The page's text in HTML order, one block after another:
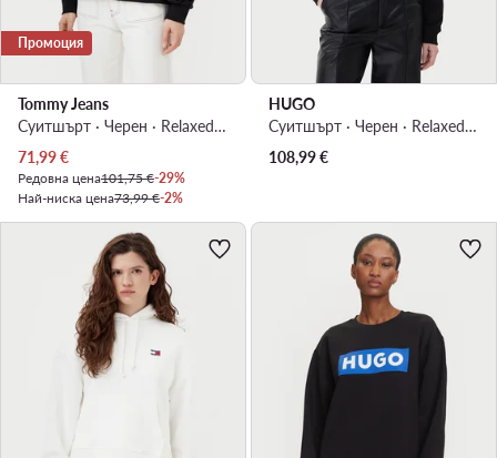
Промоция
Tommy Jeans
Суитшърт · Черен · Relaxed Fit
Актуална цена
71,99€
Редовна цена101,75 €-29%
Най-ниска цена73,99 €-2%
HUGO
Суитшърт · Черен · Relaxed Fit
108,99€